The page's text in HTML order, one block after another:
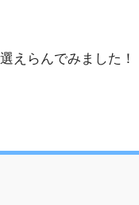
えらんでみました！